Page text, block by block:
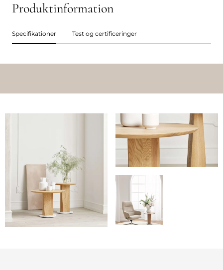
Produktinformation
Specifikationer Test og certificeringer